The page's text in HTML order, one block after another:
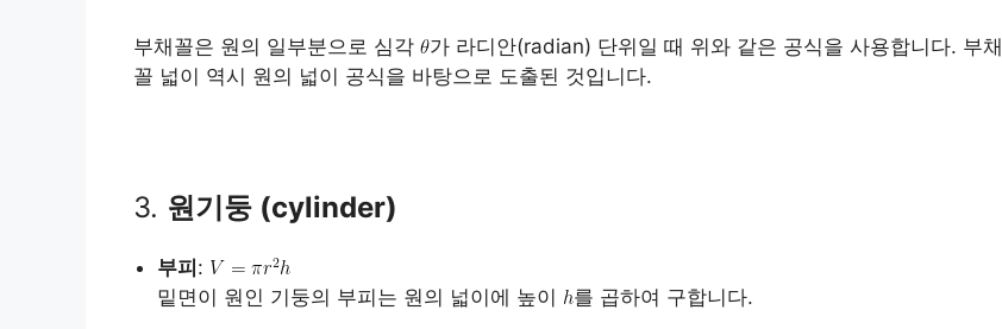
부채꼴은 원의 일부분으로 심각
가 라디안(radian) 단위일 때 위와 같은 공식을 사용합니다. 부채
꼴 넓이 역시 원의 넓이 공식을 바탕으로 도출된 것입니다.
3. 원기둥 (cylinder)
부피:
밑면이 원인 기둥의 부피는 원의 넓이에 높이
를 곱하여 구합니다.